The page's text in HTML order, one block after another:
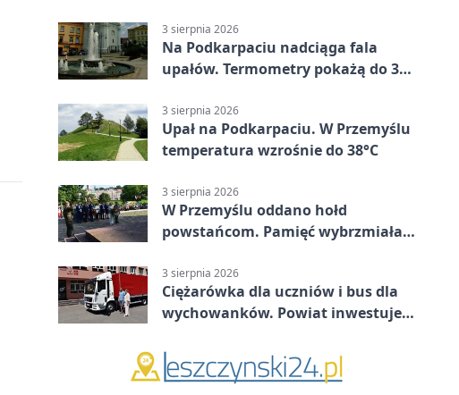
3 sierpnia 2026
Na Podkarpaciu nadciąga fala
upałów. Termometry pokażą do 36
3 sierpnia 2026
Upał na Podkarpaciu. W Przemyślu
temperatura wzrośnie do 38°C
3 sierpnia 2026
W Przemyślu oddano hołd
powstańcom. Pamięć wybrzmiała
3 sierpnia 2026
Ciężarówka dla uczniów i bus dla
wychowanków. Powiat inwestuje